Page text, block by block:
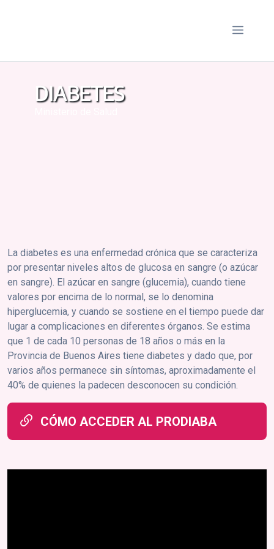
Menú
DIABETES
La diabetes es una enfermedad crónica que se caracteriza
por presentar niveles altos de glucosa en sangre (o azúcar
en sangre). El azúcar en sangre (glucemia), cuando tiene
valores por encima de lo normal, se lo denomina
hiperglucemia, y cuando se sostiene en el tiempo puede dar
lugar a complicaciones en diferentes órganos. Se estima
que 1 de cada 10 personas de 18 años o más en la
Provincia de Buenos Aires tiene diabetes y dado que, por
varios años permanece sin síntomas, aproximadamente el
40% de quienes la padecen desconocen su condición.
CÓMO ACCEDER AL PRODIABA